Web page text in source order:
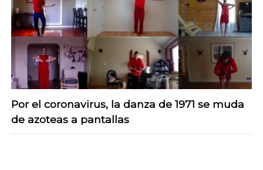
Por el coronavirus, la danza de 1971 se muda
de azoteas a pantallas